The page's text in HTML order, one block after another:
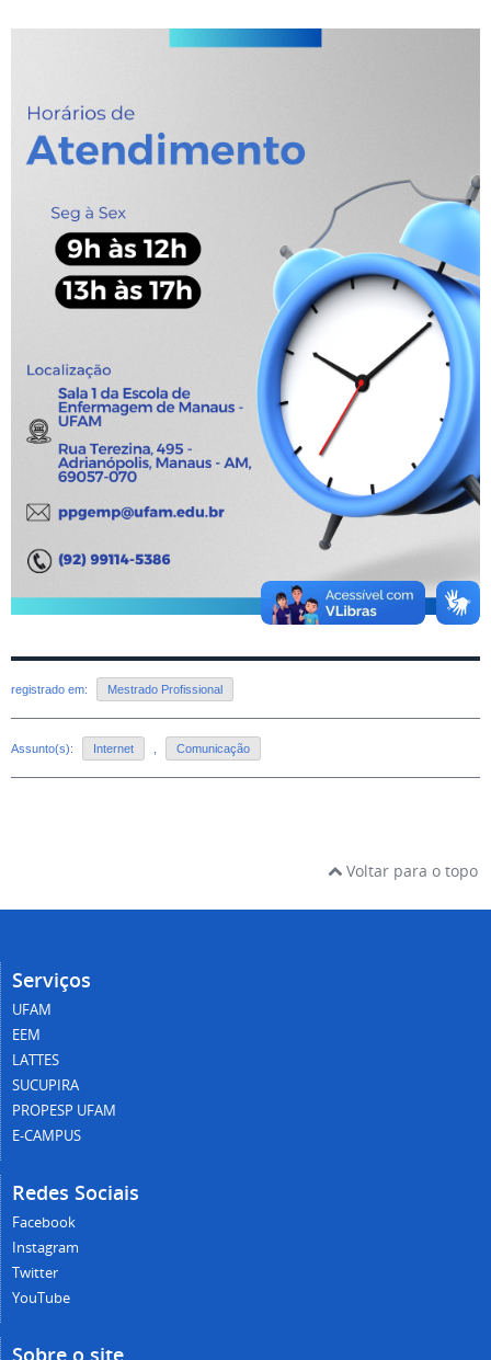
registrado em: Mestrado Profissional
Assunto(s): Internet Comunicação
Voltar para o topo
Serviços
UFAM
EEM
LATTES
SUCUPIRA
PROPESP UFAM
E-CAMPUS
Redes Sociais
Facebook
Instagram
Twitter
YouTube
Sobre o site